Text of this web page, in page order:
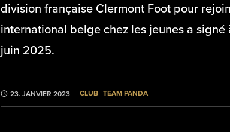
division française Clermont Foot pour
international belge chez les jeunes a signé
juin 2025.
23. JANVIER 2023 CLUB TEAM PANDA